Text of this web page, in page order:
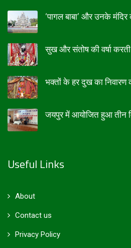
‘पागल बाबा’ और उनके
सुख और संतोष की वर्षा करती
भक्तों के हर दुख का निवारण
जयपुर में आयोजित हुआ तीन
Useful Links
About
Contact us
Privacy Policy